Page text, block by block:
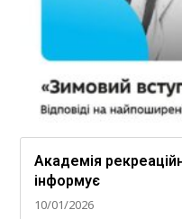
Академія
інформує
10/01/2026